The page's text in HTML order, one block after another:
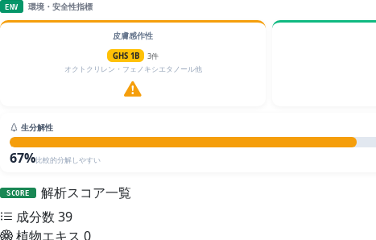
ENV 環境・安全性指標
皮膚感作性
GHS 1B
3件
オクトクリレン・フェノキシエタノール他
生分解性
67%比較的分解しやすい
SCORE
解析スコア一覧
成分数 39
植物エキス 0